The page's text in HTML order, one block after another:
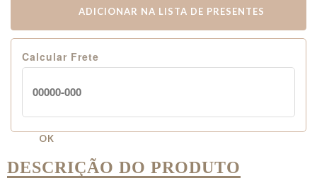
ADICIONAR NA LISTA DE PRESENTES
Calcular Frete
OK
DESCRIÇÃO DO PRODUTO